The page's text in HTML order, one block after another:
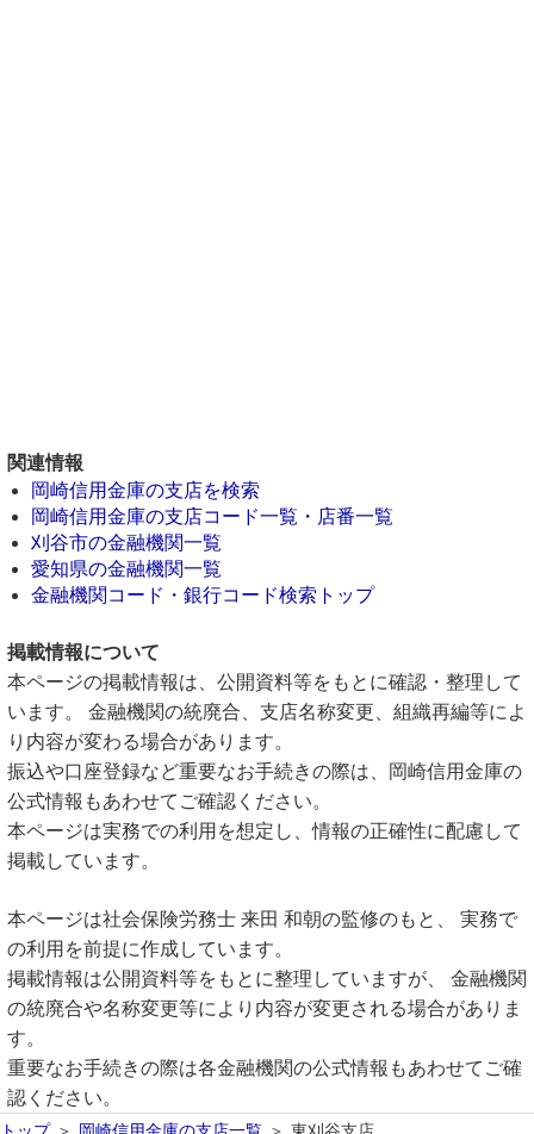
関連情報
岡崎信用金庫の支店を検索
岡崎信用金庫の支店コード一覧・店番一覧
刈谷市の金融機関一覧
愛知県の金融機関一覧
金融機関コード・銀行コード検索トップ
掲載情報について
本ページの掲載情報は、公開資料等をもとに確認・整理して
います。 金融機関の統廃合、支店名称変更、組織再編等によ
り内容が変わる場合があります。
振込や口座登録など重要なお手続きの際は、岡崎信用金庫の
公式情報もあわせてご確認ください。
本ページは実務での利用を想定し、情報の正確性に配慮して
掲載しています。
本ページは社会保険労務士 来田 和朝の監修のもと、 実務で
の利用を前提に作成しています。
掲載情報は公開資料等をもとに整理していますが、 金融機関
の統廃合や名称変更等により内容が変更される場合がありま
す。
重要なお手続きの際は各金融機関の公式情報もあわせてご確
認ください。